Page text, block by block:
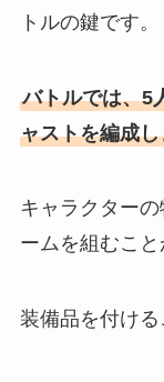
トルの鍵です。
バトルでは、5
ャストを編成
キャラクター
ームを組むこと
装備品を付ける